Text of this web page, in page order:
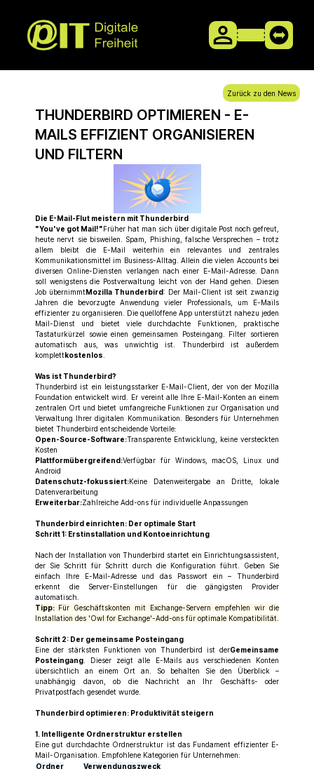
Zurück zu den News
THUNDERBIRD OPTIMIEREN - E-
MAILS EFFIZIENT ORGANISIEREN
UND FILTERN
Die E-Mail-Flut meistern mit Thunderbird
"You've got Mail!" Früher hat man sich über digitale Post noch gefreut,
heute nervt sie bisweilen. Spam, Phishing, falsche Versprechen – trotz
allem bleibt die E-Mail weiterhin ein relevantes und zentrales
Kommunikationsmittel im Business-Alltag. Allein die vielen Accounts bei
diversen Online-Diensten verlangen nach einer E-Mail-Adresse. Dann
soll wenigstens die Postverwaltung leicht von der Hand gehen. Diesen
Job übernimmt Mozilla Thunderbird : Der Mail-Client ist seit zwanzig
Jahren die bevorzugte Anwendung vieler Professionals, um E-Mails
effizienter zu organisieren. Die quelloffene App unterstützt nahezu jeden
Mail-Dienst und bietet viele durchdachte Funktionen, praktische
Tastaturkürzel sowie einen gemeinsamen Posteingang. Filter sortieren
automatisch aus, was unwichtig ist. Thunderbird ist außerdem
komplett kostenlos
Was ist Thunderbird?
Thunderbird ist ein leistungsstarker E-Mail-Client, der von der Mozilla
Foundation entwickelt wird. Er vereint alle Ihre E-Mail-Konten an einem
zentralen Ort und bietet umfangreiche Funktionen zur Organisation und
Verwaltung Ihrer digitalen Kommunikation. Besonders für Unternehmen
bietet Thunderbird entscheidende Vorteile:
Open-Source-Software:Transparente Entwicklung, keine versteckten
Kosten
Plattformübergreifend:Verfügbar für Windows, macOS, Linux und
Android
Datenschutz-fokussiert:Keine Datenweitergabe an Dritte, lokale
Datenverarbeitung
Erweiterbar:Zahlreiche Add-ons für individuelle Anpassungen
Thunderbird einrichten: Der optimale Start
Schritt 1: Erstinstallation und Kontoeinrichtung
Nach der Installation von Thunderbird startet ein Einrichtungsassistent,
der Sie Schritt für Schritt durch die Konfiguration führt. Geben Sie
einfach Ihre E-Mail-Adresse und das Passwort ein – Thunderbird
erkennt die Server-Einstellungen für die gängigsten Provider
automatisch.
Tipp: Für Geschäftskonten mit Exchange-Servern empfehlen wir die
Installation des 'Owl for Exchange'-Add-ons für optimale Kompatibilität.
Schritt 2: Der gemeinsame Posteingang
Eine der stärksten Funktionen von Thunderbird ist derGemeinsame
Posteingang . Dieser zeigt alle E-Mails aus verschiedenen Konten
übersichtlich an einem Ort an. So behalten Sie den Überblick –
unabhängig davon, ob die Nachricht an Ihr Geschäfts- oder
Privatpostfach gesendet wurde.
Thunderbird optimieren: Produktivität steigern
1. Intelligente Ordnerstruktur erstellen
Eine gut durchdachte Ordnerstruktur ist das Fundament effizienter E-
Mail-Organisation. Empfohlene Kategorien für Unternehmen:
Ordner
Verwendungszweck